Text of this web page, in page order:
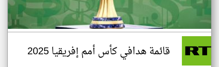
قائمة هدافي كأس أمم إفريقيا 2025